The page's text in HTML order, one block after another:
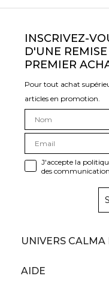
INSCRIVEZ-
D'UNE
PREMIER
Pour tout achat
articles en promotion.
J'accepte la
des
UNIVERS CALMA
AIDE